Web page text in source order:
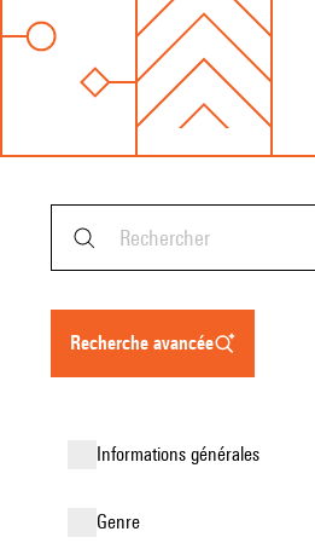
recherche avancée
informations générales
genre